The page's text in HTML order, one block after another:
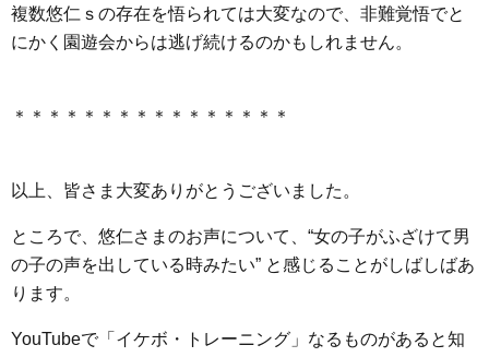
複数悠仁ｓの存在を悟られては大変なので、非難覚悟でと
にかく園遊会からは逃げ続けるのかもしれません。
＊＊＊＊＊＊＊＊＊＊＊＊＊＊＊＊
以上、皆さま大変ありがとうございました。
ところで、悠仁さまのお声について、“女の子がふざけて男
の子の声を出している時みたい” と感じることがしばしばあ
ります。
YouTubeで「イケボ・トレーニング」なるものがあると知